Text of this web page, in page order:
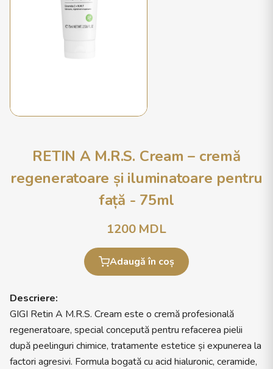
RETIN A M.R.S. Cream – cremă
regeneratoare și iluminatoare pentru
față - 75ml
1200MDL
Adaugă în coș
Descriere:
GIGI Retin A M.R.S. Cream este o cremă profesională
regeneratoare, special concepută pentru refacerea pielii
după peelinguri chimice, tratamente estetice și expunerea la
factori agresivi. Formula bogată cu acid hialuronic, ceramide,